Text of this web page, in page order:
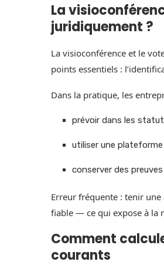
La
juridiquement ?
La visioconférence et le
points essentiels :
Dans la pratique, les
prévoir dans les
utiliser une
conserver des
Erreur fréquente : tenir
fiable — ce qui expose à la
Comment
courants